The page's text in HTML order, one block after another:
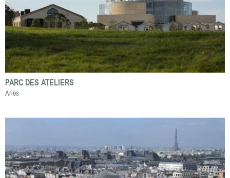
PARC DES ATELIERS
Arles